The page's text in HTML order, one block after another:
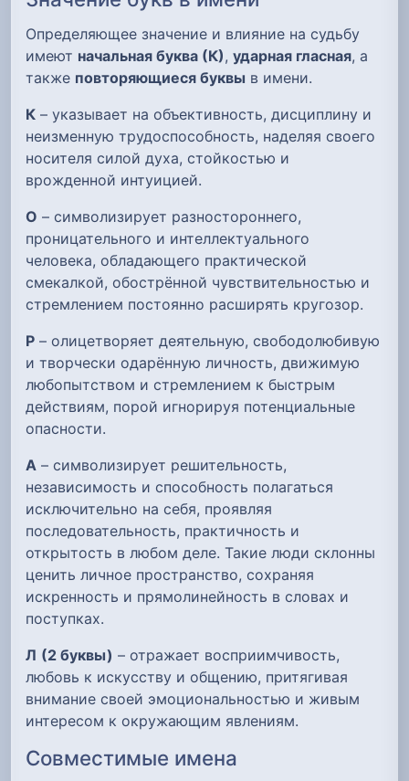
Определяющее значение и влияние на судьбу
имеют начальная буква (К), ударная гласная, а
также повторяющиеся буквы в имени.
К – указывает на объективность, дисциплину и
неизменную трудоспособность, наделяя своего
носителя силой духа, стойкостью и
врожденной интуицией.
О – символизирует разностороннего,
проницательного и интеллектуального
человека, обладающего практической
смекалкой, обострённой чувствительностью и
стремлением постоянно расширять кругозор.
Р – олицетворяет деятельную, свободолюбивую
и творчески одарённую личность, движимую
любопытством и стремлением к быстрым
действиям, порой игнорируя потенциальные
опасности.
А – символизирует решительность,
независимость и способность полагаться
исключительно на себя, проявляя
последовательность, практичность и
открытость в любом деле. Такие люди склонны
ценить личное пространство, сохраняя
искренность и прямолинейность в словах и
поступках.
Л (2 буквы) – отражает восприимчивость,
любовь к искусству и общению, притягивая
внимание своей эмоциональностью и живым
интересом к окружающим явлениям.
Совместимые имена